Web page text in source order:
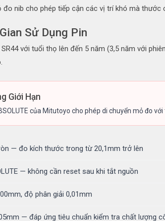
đo nib cho phép tiếp cận các vị trí khó mà
Sử Dụng Pin
với tuổi thọ lên đến 5 năm (3,5 năm với
Giới Hạn
của Mitutoyo cho phép di chuyển mỏ đo
— đo kích thước trong từ 20,1mm trở lên
— không cần reset sau khi tắt nguồn
độ phân giải 0,01mm
— đáp ứng tiêu chuẩn kiểm tra chất lượng